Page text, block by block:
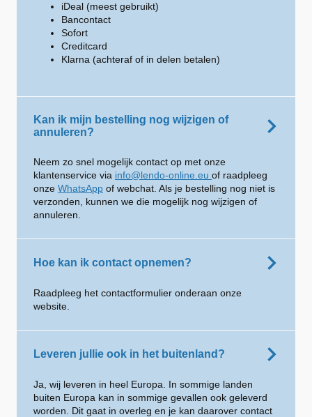
iDeal (meest gebruikt)
Bancontact
Sofort
Creditcard
Klarna (achteraf of in delen betalen)
Kan ik mijn bestelling nog wijzigen of
annuleren?
Neem zo snel mogelijk contact op met onze
klantenservice via info@lendo-online.eu of raadpleeg
onze WhatsApp of webchat. Als je bestelling nog niet is
verzonden, kunnen we die mogelijk nog wijzigen of
annuleren.
Hoe kan ik contact opnemen?
Raadpleeg het contactformulier onderaan onze
website.
Leveren jullie ook in het buitenland?
Ja, wij leveren in heel Europa. In sommige landen
buiten Europa kan in sommige gevallen ook geleverd
worden. Dit gaat in overleg en je kan daarover contact